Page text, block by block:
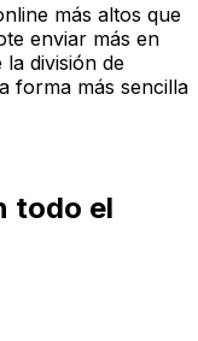
más altos que
enviar más en
división de
forma más sencilla
todo el